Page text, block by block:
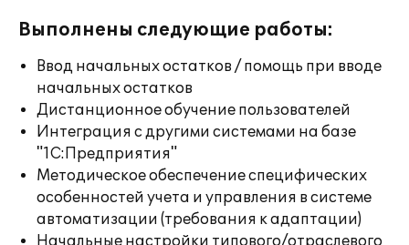
Выполнены следующие работы:
Ввод начальных остатков / помощь при вводе
начальных остатков
Дистанционное обучение пользователей
Интеграция с другими системами на базе
"1С:Предприятия"
Методическое обеспечение специфических
особенностей учета и управления в системе
автоматизации (требования к адаптации)
Начальные настройки типового/отраслевого